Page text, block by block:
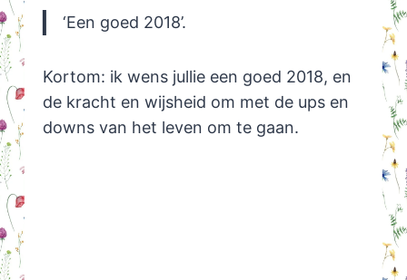
‘Een goed 2018’.
Kortom: ik wens jullie een goed 2018, en
de kracht en wijsheid om met de ups en
downs van het leven om te gaan.